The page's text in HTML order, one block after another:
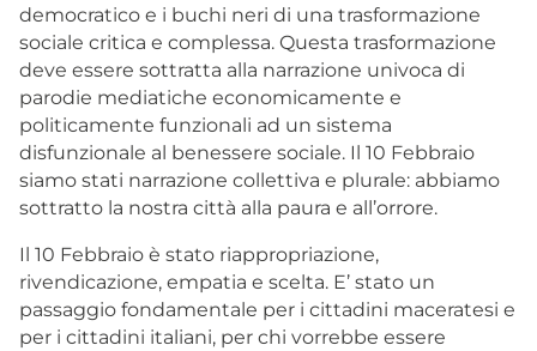
democratico e i buchi neri di una trasformazione
sociale critica e complessa. Questa trasformazione
deve essere sottratta alla narrazione univoca di
parodie mediatiche economicamente e
politicamente funzionali ad un sistema
disfunzionale al benessere sociale. Il 10 Febbraio
siamo stati narrazione collettiva e plurale: abbiamo
sottratto la nostra città alla paura e all’orrore.
Il 10 Febbraio è stato riappropriazione,
rivendicazione, empatia e scelta. E’ stato un
passaggio fondamentale per i cittadini maceratesi e
per i cittadini italiani, per chi vorrebbe essere